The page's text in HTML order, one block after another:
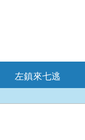
左鎮來七逃